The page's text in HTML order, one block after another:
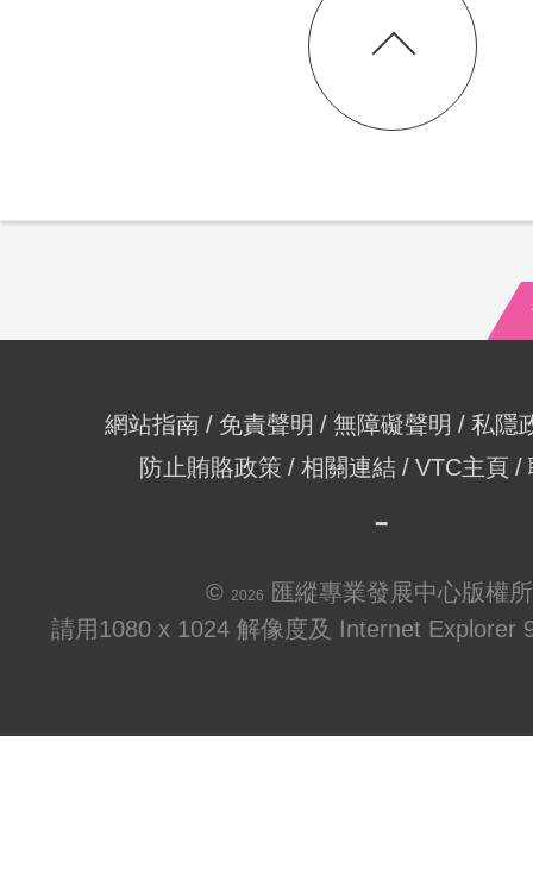
網站指南 免責聲明 無障礙聲明
私隱
防止賄賂政策
相關連結 VTC主頁
© 2026
匯縱專業發展中心版權
請用1080 x 1024 解像度及 Internet Explorer